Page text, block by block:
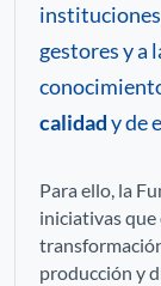
gestores y a
calidady de
Para ello, la
iniciativas
producción y